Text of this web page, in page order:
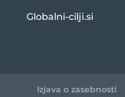
Globalni-cilji.si
Izjava o zasebnosti